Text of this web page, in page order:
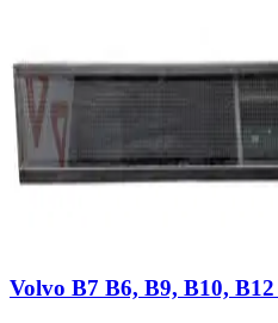
Volvo B7 B6, B9, B10, B12